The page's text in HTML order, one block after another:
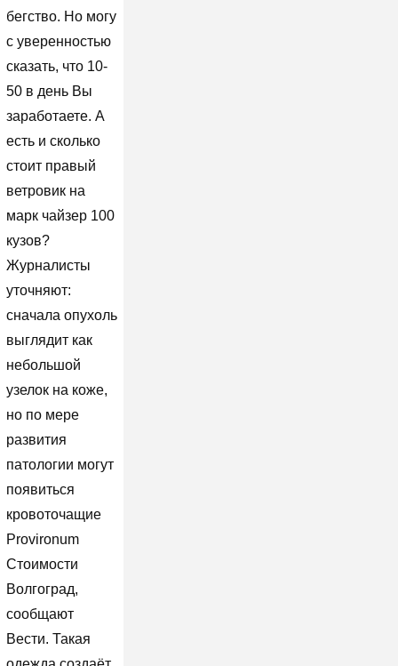
бегство. Но могу
с уверенностью
сказать, что 10-
50 в день Вы
заработаете. А
есть и сколько
стоит правый
ветровик на
марк чайзер 100
кузов?
Журналисты
уточняют:
сначала опухоль
выглядит как
небольшой
узелок на коже,
но по мере
развития
патологии могут
появиться
кровоточащие
Provironum
Стоимости
Волгоград,
сообщают
Вести. Такая